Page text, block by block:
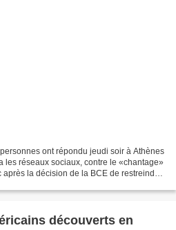
ont répondu jeudi soir à Athènes
les réseaux sociaux, contre le «chantage»
la décision de la BCE de restreindre
découverts en